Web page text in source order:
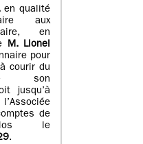
en qualité
aux
en
M.Lionel
pour
courir du
son
jusqu’à
de
clos le
.